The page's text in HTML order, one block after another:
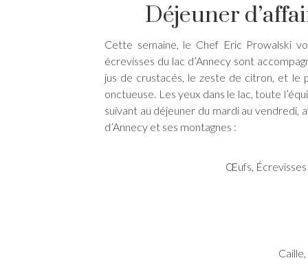
Déjeuner
Cette semaine, le Chef Eric Prowalski
écrevisses du lac d’Annecy sont
jus de crustacés, le zeste de citron, et le
onctueuse. Les yeux dans le lac, toute
suivant au déjeuner du mardi au vendredi,
d’Annecy et ses montagnes :
Œufs, Écrevisses